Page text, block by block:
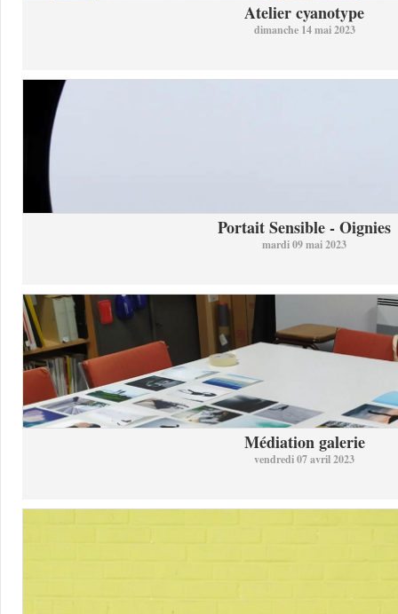
Atelier cyanotype
dimanche 14 mai 2023
Portait Sensible - Oignies
mardi 09 mai 2023
Médiation galerie
vendredi 07 avril 2023